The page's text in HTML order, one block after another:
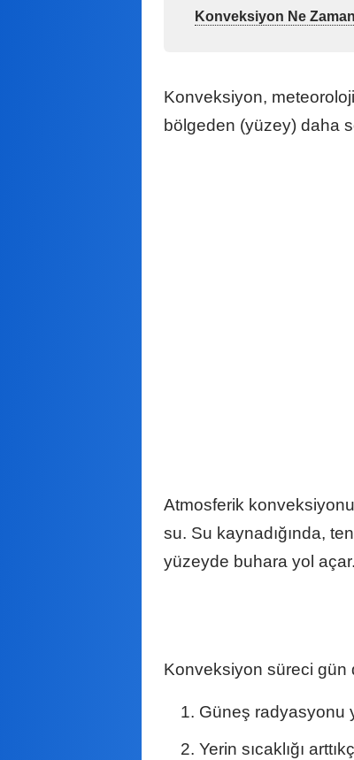
Konveksiyon Ne
Konveksiyon,
bölgeden (yüzey) daha
Atmosferik
su. Su kaynadığında,
yüzeyde buhara yol açar.
Konveksiyon süreci gün
Güneş radyasyonu
Yerin sıcaklığı